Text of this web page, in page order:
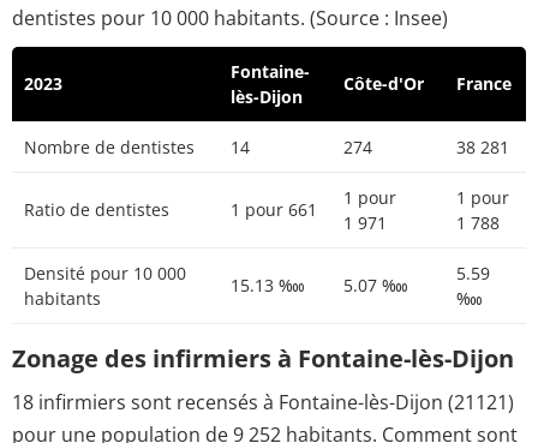
dentistes pour 10 000 habitants. (Source : Insee)
2023
Fontaine-
lès-Dijon
Côte-d'Or France
Nombre de dentistes 14 274 38 281
Ratio de dentistes 1 pour 661
1 pour
1 971
1 pour
1 788
Densité pour 10 000
habitants
15.13 ‱ 5.07 ‱
5.59
‱
Zonage des infirmiers à Fontaine-lès-Dijon
18 infirmiers sont recensés à Fontaine-lès-Dijon (21121)
pour une population de 9 252 habitants. Comment sont